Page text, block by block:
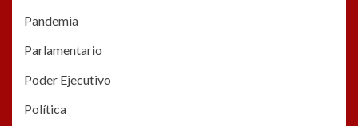
Pandemia
Parlamentario
Poder Ejecutivo
Política